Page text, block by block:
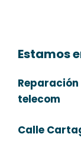
Estamos
telecom
Calle